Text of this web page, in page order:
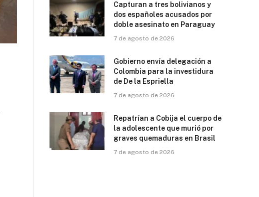
Capturan a tres bolivianos y
dos españoles acusados por
doble asesinato en Paraguay
7 de agosto de 2026
Gobierno envía delegación a
Colombia para la investidura
de De la Espriella
7 de agosto de 2026
Repatrían a Cobija el cuerpo de
la adolescente que murió por
graves quemaduras en Brasil
7 de agosto de 2026